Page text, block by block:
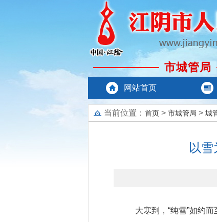
市城管局
网站首页
当前位置： 首页 > 市城管局 > 城
以
大寒到，“纯雪”如约